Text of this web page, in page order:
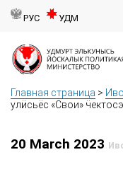
РУС УДМ
Главная страница >
улӥсьёс «Свои»
20 March 2023